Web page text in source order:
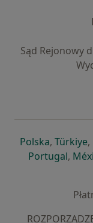
Sąd Rejonowy
Polskaotwiera
, Türkiye,
Portugal,